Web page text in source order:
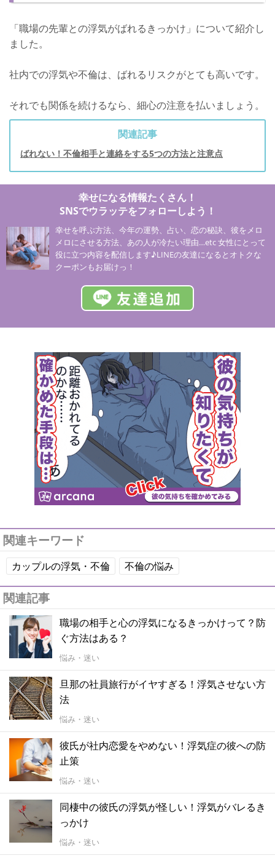
「職場の先輩との浮気がばれるきっかけ」について紹介し
ました。
社内での浮気や不倫は、ばれるリスクがとても高いです。
それでも関係を続けるなら、細心の注意を払いましょう。
関連記事
ばれない！不倫相手と連絡をする5つの方法と注意点
幸せになる情報たくさん！
SNSでウラッテをフォローしよう！
幸せを呼ぶ方法、今年の運勢、占い、恋の秘訣、彼をメロ
メロにさせる方法、あの人が冷たい理由…etc 女性にとって
役に立つ内容を配信します♪LINEの友達になるとオトクな
クーポンもお届けっ！
関連キーワード
カップルの浮気・不倫 不倫の悩み
関連記事
職場の相手と心の浮気になるきっかけって？防
ぐ方法はある？
悩み・迷い
旦那の社員旅行がイヤすぎる！浮気させない方
法
悩み・迷い
彼氏が社内恋愛をやめない！浮気症の彼への防
止策
悩み・迷い
同棲中の彼氏の浮気が怪しい！浮気がバレるき
っかけ
悩み・迷い